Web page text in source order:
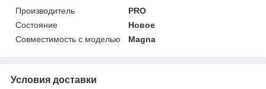
Производитель
PRO
Состояние
Новое
Совместимость с моделью
Magna
Условия доставки